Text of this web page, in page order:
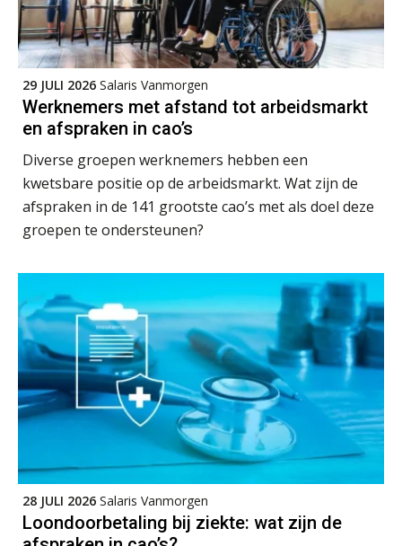
29 JULI 2026 Salaris Vanmorgen
Werknemers met afstand tot arbeidsmarkt
en afspraken in cao’s
Diverse groepen werknemers hebben een
kwetsbare positie op de arbeidsmarkt. Wat zijn de
afspraken in de 141 grootste cao’s met als doel deze
groepen te ondersteunen?
28 JULI 2026 Salaris Vanmorgen
Loondoorbetaling bij ziekte: wat zijn de
28
AUG
Opfriscursus VPS (NIRPA PE)
Markus Verbeek Praehep
31
AUG
Markus Verbeek Praehep
01
SEP
MOCuitgevers
03
07
SEP
Online cursus Bedingen in de arbeidsovereenkomst
MOCuitgevers
08
SEP
Online Excel training voor de salarisadministrateur (verdieping)
MOCuitgevers
SEP
MOCuitgevers
09
SEP
MOCuitgevers